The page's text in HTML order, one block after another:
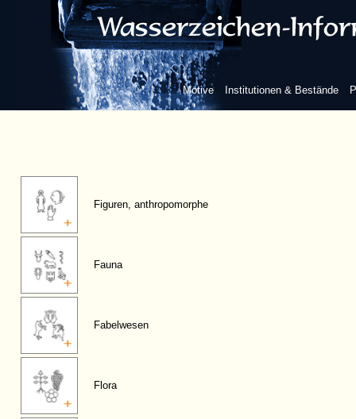
Motive Institutionen & Bestände
Figuren, anthropomorphe
Fauna
Fabelwesen
Flora